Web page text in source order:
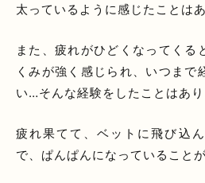
太っているように感じたことは
また、疲れがひどくなってくる
くみが強く感じられ、いつまで
い…そんな経験をしたことはあり
疲れ果てて、ベットに飛び込
で、ぱんぱんになっていることが